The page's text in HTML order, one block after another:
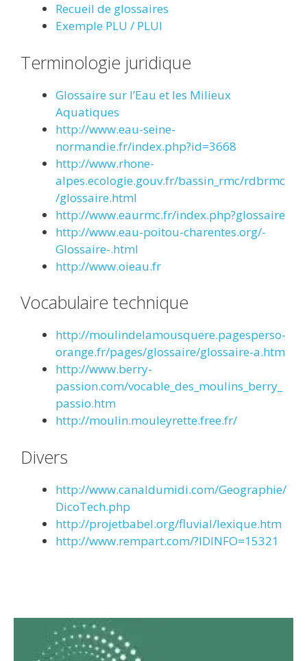
Recueil de glossaires
Exemple PLU / PLUI
Terminologie juridique
Glossaire sur l’Eau et les Milieux
Aquatiques
http://www.eau-seine-
normandie.fr/index.php?id=3668
http://www.rhone-
alpes.ecologie.gouv.fr/bassin_rmc/rdbrmc
/glossaire.html
http://www.eaurmc.fr/index.php?glossaire
http://www.eau-poitou-charentes.org/-
Glossaire-.html
http://www.oieau.fr
Vocabulaire technique
http://moulindelamousquere.pagesperso-
orange.fr/pages/glossaire/glossaire-a.htm
http://www.berry-
passion.com/vocable_des_moulins_berry_
passio.htm
http://moulin.mouleyrette.free.fr/
Divers
http://www.canaldumidi.com/Geographie/
DicoTech.php
http://projetbabel.org/fluvial/lexique.htm
http://www.rempart.com/?IDINFO=15321